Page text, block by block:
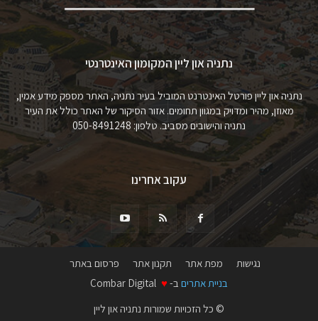
נתניה און ליין המקומון האינטרנטי
נתניה און ליין פורטל האינטרנט המוביל בעיר נתניה, האתר מספק מידע אמין,
מאוזן, מהיר ומדויק במגוון תחומים. אזור הסיקור של האתר כולל את העיר
נתניה והישובים מסביב. טלפון: 050-8491248
עקוב אחרינו
נגישות מפת אתר תקנון אתר
פרסום באתר
בניית אתרים ב- ♥
© כל הזכויות שמורות נתניה און ליין